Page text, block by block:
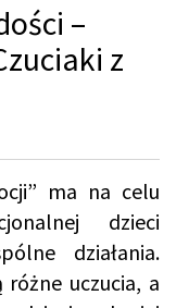
–
z
ma na celu
dzieci
działania.
różne uczucia, a